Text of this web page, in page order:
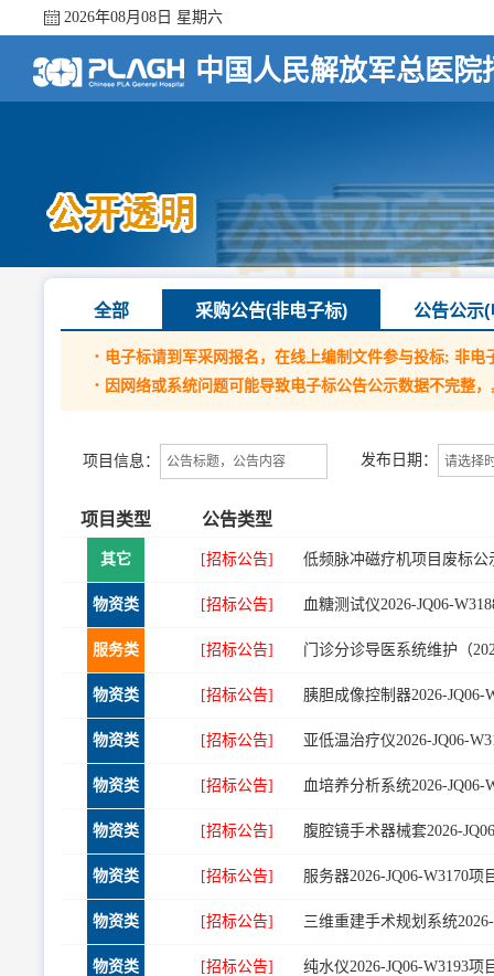
2026年08月08日 星期六
中国人民解放军总医院
全部 采购公告(非电子标) 公告公示(
· 电子标请到军采网报名，在线上编制文件参与投标; 非
· 因网络或系统问题可能导致电子标公告公示数据不完整
项目信息： 发布日期： 请选择
项目类型 公告类型
其它 [招标公告] 低频脉冲磁疗机项目废标公
物资类 [招标公告] 血糖测试仪2026-JQ06-
服务类 [招标公告] 门诊分诊导医系统维护（
物资类 [招标公告] 胰胆成像控制器2026-JQ06-
物资类 [招标公告] 亚低温治疗仪2026-JQ06-
物资类 [招标公告] 血培养分析系统2026-JQ06-
物资类 [招标公告] 腹腔镜手术器械套2026-
物资类 [招标公告] 服务器2026-JQ06-W3170项
物资类 [招标公告] 三维重建手术规划系统
物资类 [招标公告] 纯水仪2026-JQ06-W3193项